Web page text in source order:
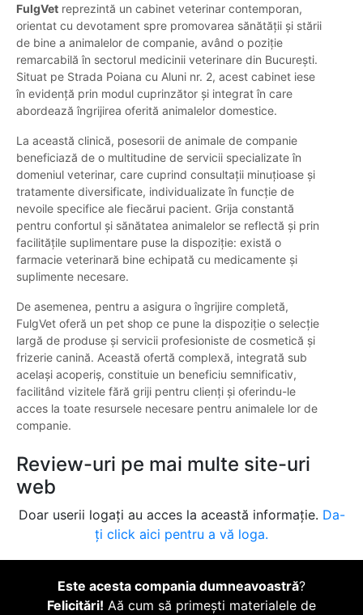
FulgVet reprezintă un cabinet veterinar contemporan,
orientat cu devotament spre promovarea sănătății și stării
de bine a animalelor de companie, având o poziție
remarcabilă în sectorul medicinii veterinare din București.
Situat pe Strada Poiana cu Aluni nr. 2, acest cabinet iese
în evidență prin modul cuprinzător și integrat în care
abordează îngrijirea oferită animalelor domestice.
La această clinică, posesorii de animale de companie
beneficiază de o multitudine de servicii specializate în
domeniul veterinar, care cuprind consultații minuțioase și
tratamente diversificate, individualizate în funcție de
nevoile specifice ale fiecărui pacient. Grija constantă
pentru confortul și sănătatea animalelor se reflectă și prin
facilitățile suplimentare puse la dispoziție: există o
farmacie veterinară bine echipată cu medicamente și
suplimente necesare.
De asemenea, pentru a asigura o îngrijire completă,
FulgVet oferă un pet shop ce pune la dispoziție o selecție
largă de produse și servicii profesioniste de cosmetică și
frizerie canină. Această ofertă complexă, integrată sub
același acoperiș, constituie un beneficiu semnificativ,
facilitând vizitele fără griji pentru clienți și oferindu-le
acces la toate resursele necesare pentru animalele lor de
companie.
Review-uri pe mai multe site-uri
web
Doar userii logați au acces la această informație. Da-
ți click aici pentru a vă loga.
Este acesta compania dumneavoastră?
Felicitări! Aă cum să primești materialele de